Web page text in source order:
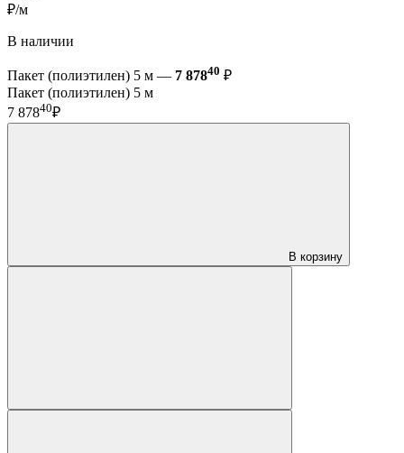
₽/м
В наличии
Пакет (полиэтилен) 5 м — 7 87840 ₽
Пакет (полиэтилен) 5 м
7 87840₽
В корзину